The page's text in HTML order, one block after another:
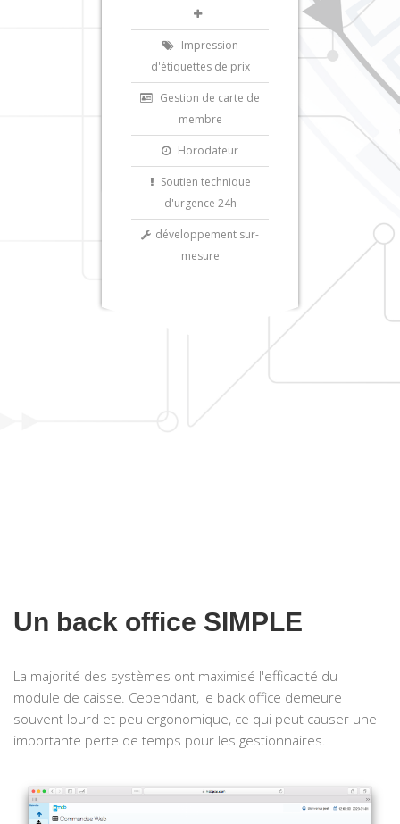
Impression
d'étiquettes de prix
Gestion de carte de
membre
Horodateur
Soutien technique
d'urgence 24h
développement sur-
mesure
Un back office SIMPLE
La majorité des systèmes ont maximisé l'efficacité du
module de caisse. Cependant, le back office demeure
souvent lourd et peu ergonomique, ce qui peut causer une
importante perte de temps pour les gestionnaires.